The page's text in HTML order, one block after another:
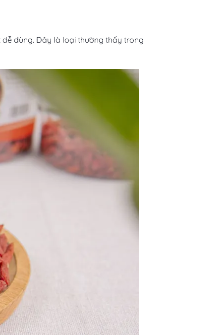
dùng. Đây là loại thường thấy trong